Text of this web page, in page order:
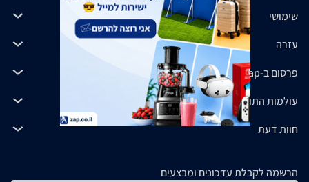
שימושי
עזרה
פרסום ב-zap
עולמות התוכן שלנו
חוות דעת
הרשמה לקבלת עדכונים ומבצעים